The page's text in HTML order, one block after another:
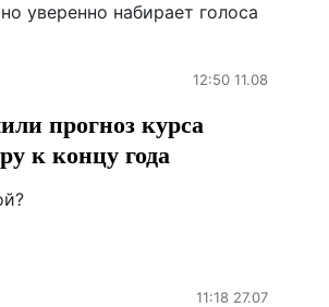
уверенно набирает голоса
12:50 11.08
прогноз курса
к концу года
11:18 27.07